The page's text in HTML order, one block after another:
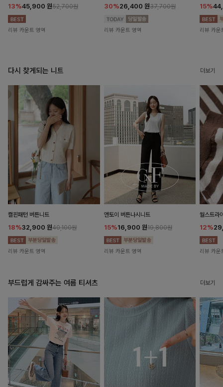
13%45,900 원52,700원
리뷰 카운트 영역
30%26,400 원37,700원
리뷰 카운트 영역
15%
리뷰 카운
다시 찾게되는 니트 더보기
캘핀패턴 버튼니트
18%32,900 원40,100원
리뷰 카운트 영역
앤토이 버튼나시니트
15%16,900 원19,800원
리뷰 카운트 영역
월스트라
12%
리뷰 카운
부드럽게 감싸주는 여름 티셔츠 더보기